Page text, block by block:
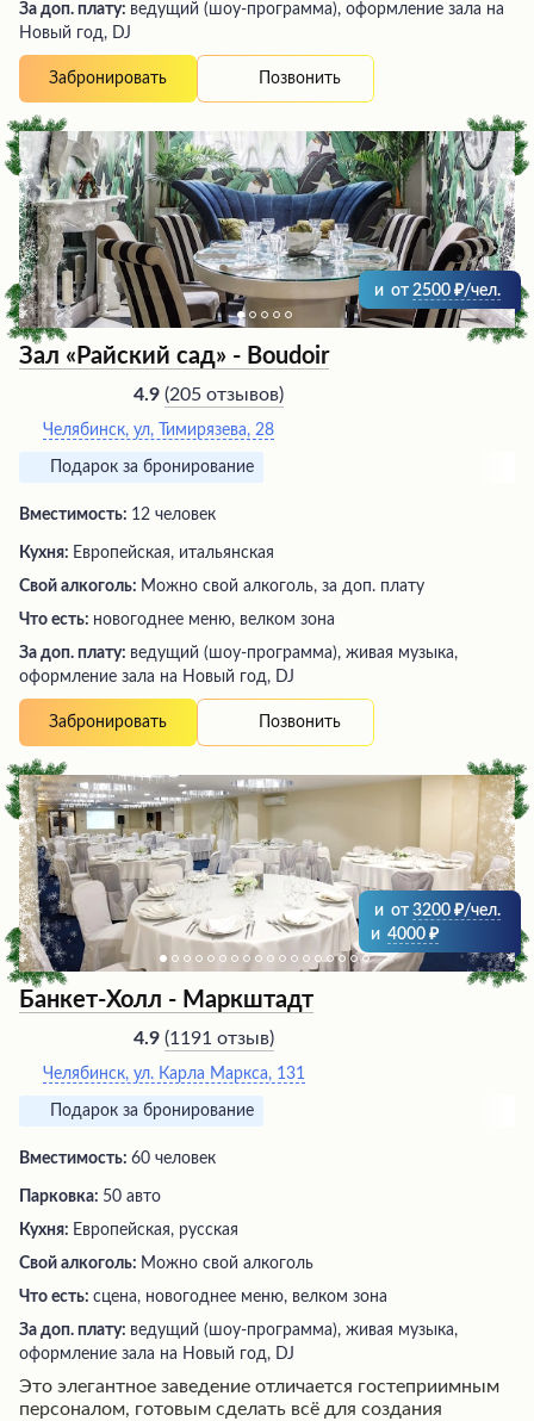
За доп. плату: ведущий (шоу-программа), оформление зала на
Новый год, DJ
Забронировать Позвонить
и от 2500 /чел.
Зал «Райский сад» - Boudoir
4.9 (205 отзывов)
Челябинск, ул, Тимирязева, 28
Подарок за бронирование
Вместимость: 12 человек
Кухня: Европейская, итальянская
Свой алкоголь: Можно свой алкоголь, за доп. плату
Что есть: новогоднее меню, велком зона
За доп. плату: ведущий (шоу-программа), живая музыка,
оформление зала на Новый год, DJ
Забронировать Позвонить
и от 3200
/чел.
и 4000
Банкет-Холл - ‎Маркштадт
4.9 (1191 отзыв)
Челябинск, ул. Карла Маркса, 131
Подарок за бронирование
Вместимость: 60 человек
Парковка: 50 авто
Кухня: Европейская, русская
Свой алкоголь: Можно свой алкоголь
Что есть: сцена, новогоднее меню, велком зона
За доп. плату: ведущий (шоу-программа), живая музыка,
оформление зала на Новый год, DJ
Это элегантное заведение отличается гостеприимным
персоналом, готовым сделать всё для создания